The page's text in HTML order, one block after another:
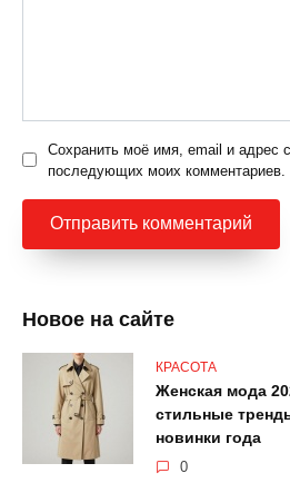
Сохранить моё имя, email и адрес
последующих моих комментариев.
Новое на сайте
КРАСОТА
Женская мода
стильные
новинки года
0